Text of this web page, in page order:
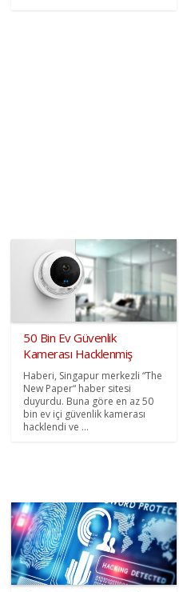
50 Bin Ev Güvenlik
Kamerası Hacklenmiş
Haberi, Singapur merkezli “The
New Paper“ haber sitesi
duyurdu. Buna göre en az 50
bin ev içi güvenlik kamerası
hacklendi ve ...